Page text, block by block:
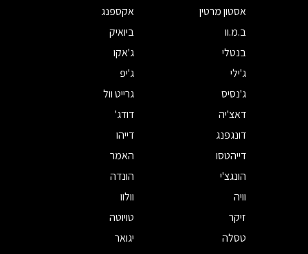
אסטון מרטין
אקספנג
ב.מ.וו
ביואיק
בנטלי
ג'אקו
ג'ילי
ג'יפ
ג'נסיס
גרייט וול
דאצ'יה
דודג'
דונגפנג
דייהו
דייהטסו
האמר
הונגצ'י
הונדה
וויה
וולוו
זיקר
טויוטה
טסלה
יגואר